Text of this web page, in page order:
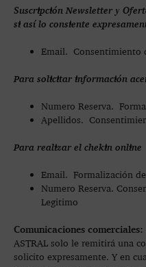
Suscripción Newsletter y
si así lo consiente
Email. Consentimiento
Para solicitar información
Numero Reserva.
Apellidos.
Para realizar el chekin online
Email. Formalización
Numero Reserva.
Legitimo
Comunicaciones comerciales:
ASTRAL solo le remitirá una
solicito expresamente. Y en